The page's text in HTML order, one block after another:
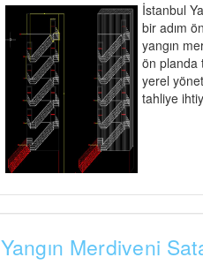
İstanbul
bir adım
yangın
ön planda
yerel
tahliye
Yangın Merdiveni